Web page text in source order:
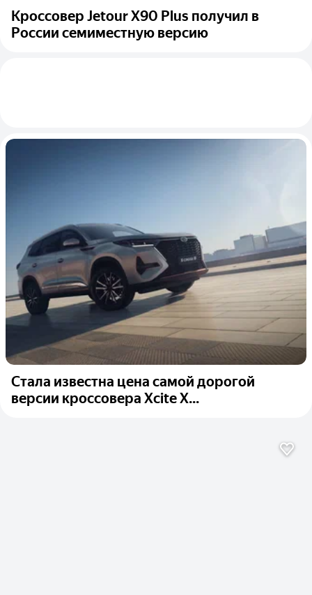
Кроссовер Jetour X90 Plus получил в
России семиместную версию
Стала известна цена самой дорогой
версии кроссовера Xcite X...